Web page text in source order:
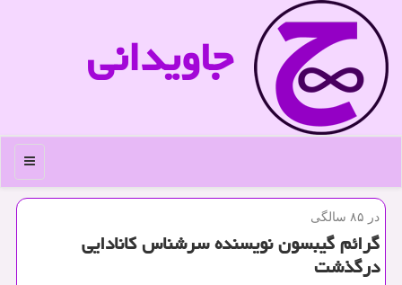
جاویدانی
منو
در ۸۵ سالگی
گرائم گیبسون نویسنده سرشناس كانادایی
درگذشت